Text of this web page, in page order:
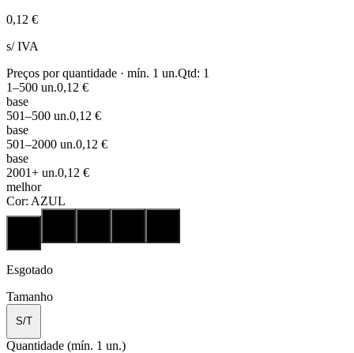
0,12 €
s/ IVA
Preços por quantidade · mín. 1 un.Qtd: 1
1–500 un.0,12 €
base
501–500 un.0,12 €
base
501–2000 un.0,12 €
base
2001+ un.0,12 €
melhor
Cor: AZUL
Esgotado
Tamanho
S/T
Quantidade (mín. 1 un.)